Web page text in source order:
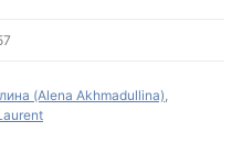
(Alena Akhmadullina),